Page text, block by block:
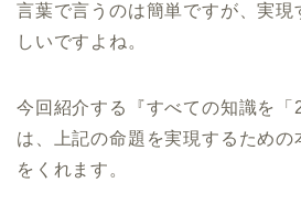
言葉で言うのは簡単ですが、実現
しいですよね。
今回紹介する『すべての知識を「
は、上記の命題を実現するための
をくれます。